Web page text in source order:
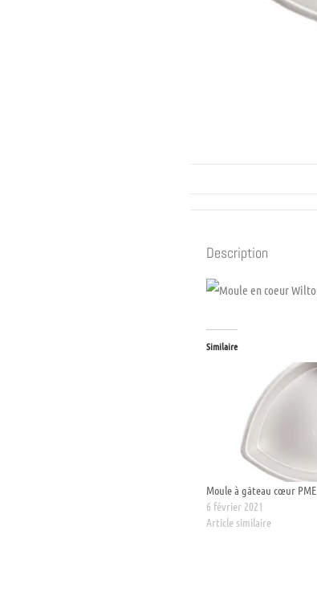
Description
Similaire
Moule à gâteau cœur PME
6 février 2021
Article similaire